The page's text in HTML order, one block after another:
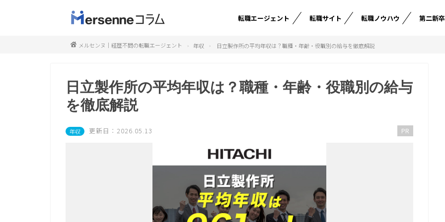
転職エージェント 転職サイト 転職ノウハウ 第二新卒
メルセンヌ｜経歴不問の転職エージェント 年収 日立製作所の平均年収は？職種・年齢・役職別の給与を徹底解説
日立製作所の平均年収は？職種・年齢・役職別の給与
を徹底解説
年収 更新日：2026.05.13 PR